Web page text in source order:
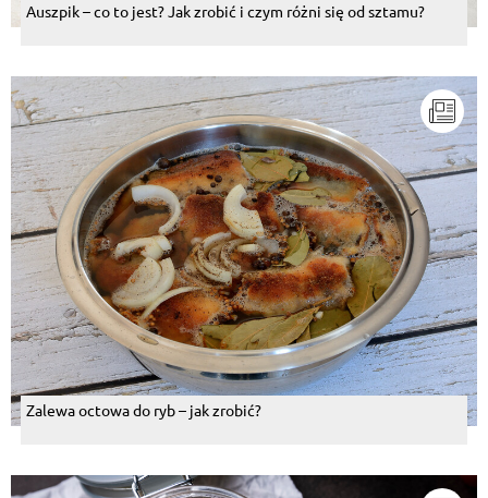
Auszpik – co to jest? Jak zrobić i czym różni się od sztamu?
Zalewa octowa do ryb – jak zrobić?